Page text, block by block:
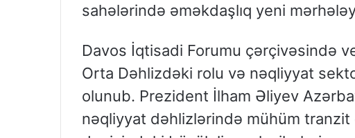
sahələrində əməkdaşlıq yeni
Davos İqtisadi Forumu çərçivəsində
Orta Dəhlizdəki rolu və nəqliyyat
olunub. Prezident İlham Əliyev
nəqliyyat dəhlizlərində mühüm